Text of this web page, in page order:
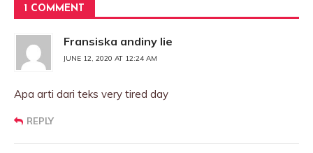
1 COMMENT
Fransiska andiny lie
JUNE 12, 2020 AT 12:24 AM
Apa arti dari teks very tired day
REPLY